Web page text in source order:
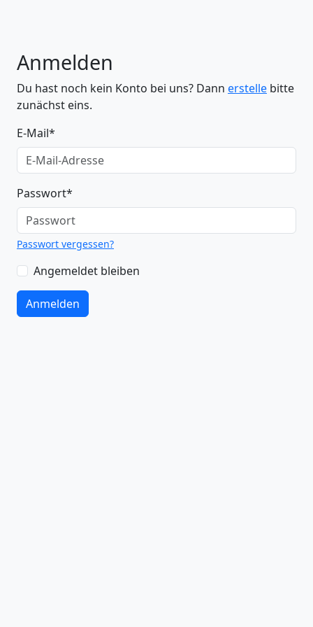
Anmelden
Du hast noch kein Konto bei uns? Dann erstelle bitte
zunächst eins.
E-Mail*
Passwort*
Passwort vergessen?
Angemeldet bleiben
Anmelden